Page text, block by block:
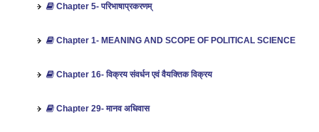
Chapter 5- परिभाषाप्रकरणम्
Chapter 1- MEANING AND SCOPE OF POLITICAL SCIENCE
Chapter 16- विक्रय संवर्धन एवं वैयक्तिक विक्रय
Chapter 29- मानव अधिवास